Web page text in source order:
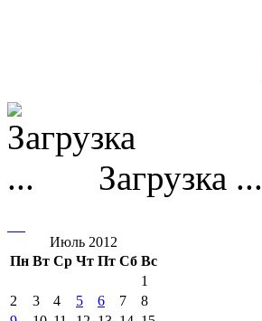
Загрузка ...
Июль 2012
Пн Вт Ср Чт Пт Сб Вс
1
2
3 4 5 6 7
8